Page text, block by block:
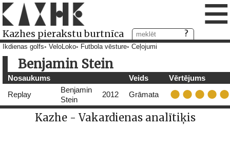
Kazhes pierakstu burtnīca ≡
Ikdienas golfs VeloLoko Futbola vēsture Ceļojumi
Benjamin Stein
Nosaukums Veids
Vērtējums
Replay
Benjamin
Stein
2012 Grāmata
Kazhe - Vakardienas analītiķis